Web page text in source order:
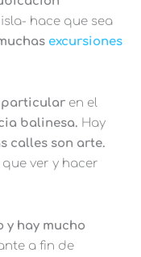
hace que sea
excursiones
particular en el
balinesa. Hay
calles son arte.
ver y hacer
y hay mucho
a fin de